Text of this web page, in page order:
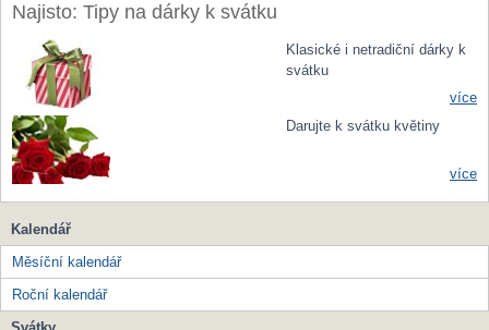
Najisto: Tipy na dárky k svátku
Klasické i netradiční dárky k
svátku
více
Darujte k svátku květiny
více
Kalendář
Měsíční kalendář
Roční kalendář